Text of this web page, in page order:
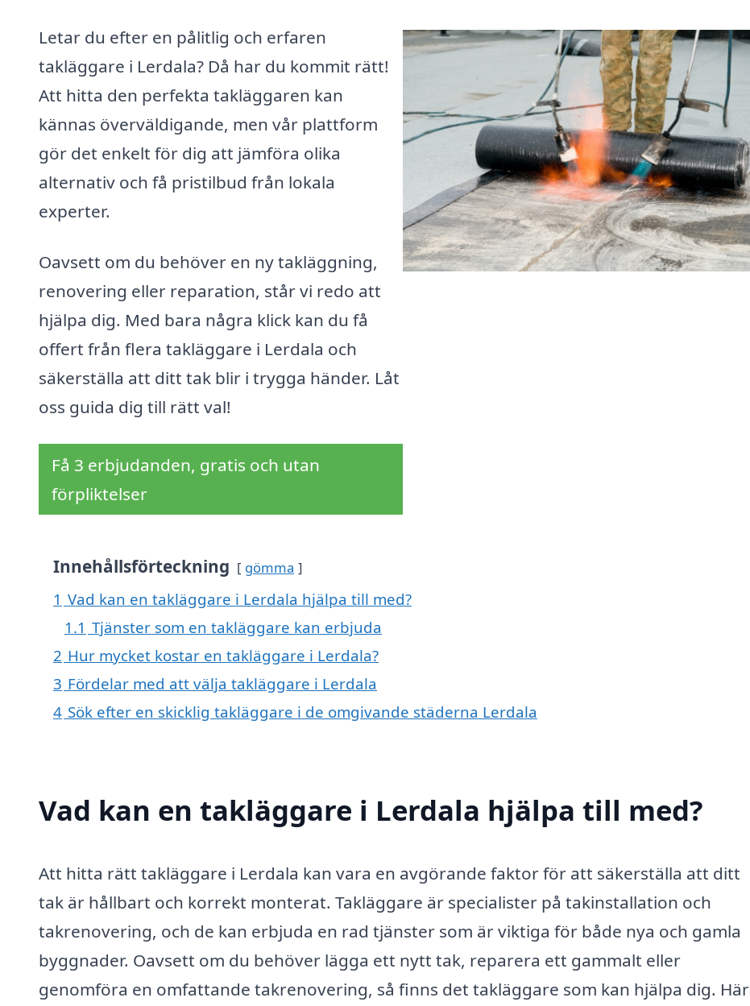
Letar du efter en pålitlig och erfaren
takläggare i Lerdala? Då har du kommit rätt!
Att hitta den perfekta takläggaren kan
kännas överväldigande, men vår plattform
gör det enkelt för dig att jämföra olika
alternativ och få pristilbud från lokala
experter.
Oavsett om du behöver en ny takläggning,
renovering eller reparation, står vi redo att
hjälpa dig. Med bara några klick kan du få
offert från flera takläggare i Lerdala och
säkerställa att ditt tak blir i trygga händer. Låt
oss guida dig till rätt val!
Få 3 erbjudanden, gratis och utan
förpliktelser
Innehållsförteckning gömma
1 Vad kan en takläggare i Lerdala hjälpa till med?
1.1 Tjänster som en takläggare kan erbjuda
2 Hur mycket kostar en takläggare i Lerdala?
3 Fördelar med att välja takläggare i Lerdala
4 Sök efter en skicklig takläggare i de omgivande städerna Lerdala
Vad kan en takläggare i Lerdala hjälpa till med?
Att hitta rätt takläggare i Lerdala kan vara en avgörande faktor för att säkerställa att ditt
tak är hållbart och korrekt monterat. Takläggare är specialister på takinstallation och
takrenovering, och de kan erbjuda en rad tjänster som är viktiga för både nya och gamla
byggnader. Oavsett om du behöver lägga ett nytt tak, reparera ett gammalt eller
genomföra en omfattande takrenovering, så finns det takläggare som kan hjälpa dig. Här